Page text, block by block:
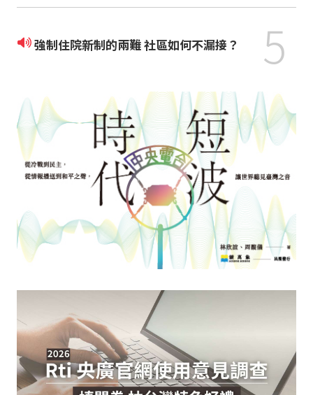
強制住院新制的兩難 社區如何不漏接？ 5